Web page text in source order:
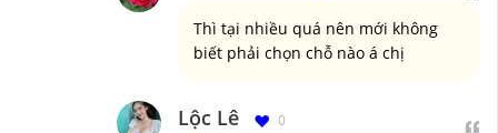
Thì tại nhiều quá nên mới không
biết phải chọn chỗ nào á chị
Lộc Lê 0